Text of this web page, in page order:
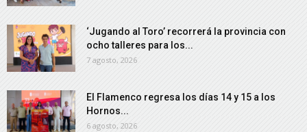
‘Jugando al Toro’ recorrerá la provincia con
ocho talleres para los...
7 agosto, 2026
El Flamenco regresa los días 14 y 15 a los
Hornos...
6 agosto, 2026